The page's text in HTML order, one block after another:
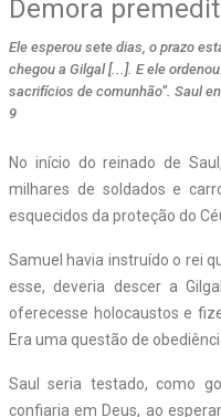
Demora
Ele esperou sete dias, o prazo
chegou a Gilgal [...]. E ele
sacrifícios de comunhão”. Saul
9
No início do reinado de
milhares de soldados e
esquecidos da proteção do
Samuel havia instruído o rei
esse, deveria descer a
oferecesse holocaustos e
Era uma questão de
Saul seria testado, como
confiaria em Deus, ao